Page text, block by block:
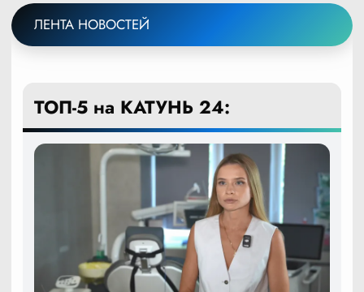
ЛЕНТА НОВОСТЕЙ
ТОП-5 на КАТУНЬ 24: